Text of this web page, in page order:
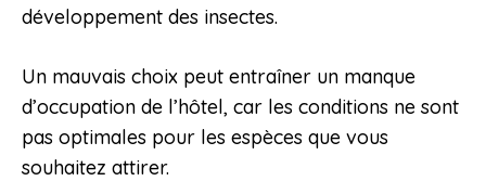
développement des insectes.
Un mauvais choix peut entraîner un manque
d’occupation de l’hôtel, car les conditions ne sont
pas optimales pour les espèces que vous
souhaitez attirer.